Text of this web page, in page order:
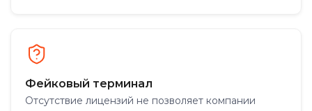
Фейковый терминал
Отсутствие лицензий не позволяет компании